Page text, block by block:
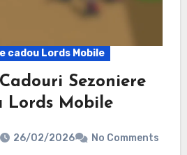
cadou Lords Mobile
Sezoniere
Lords Mobile
26/02/2026 No Comments